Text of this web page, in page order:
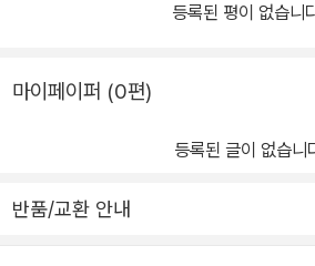
등록된 평이 없습니
마이페이퍼 (0편)
등록된 글이 없습니
반품/교환 안내